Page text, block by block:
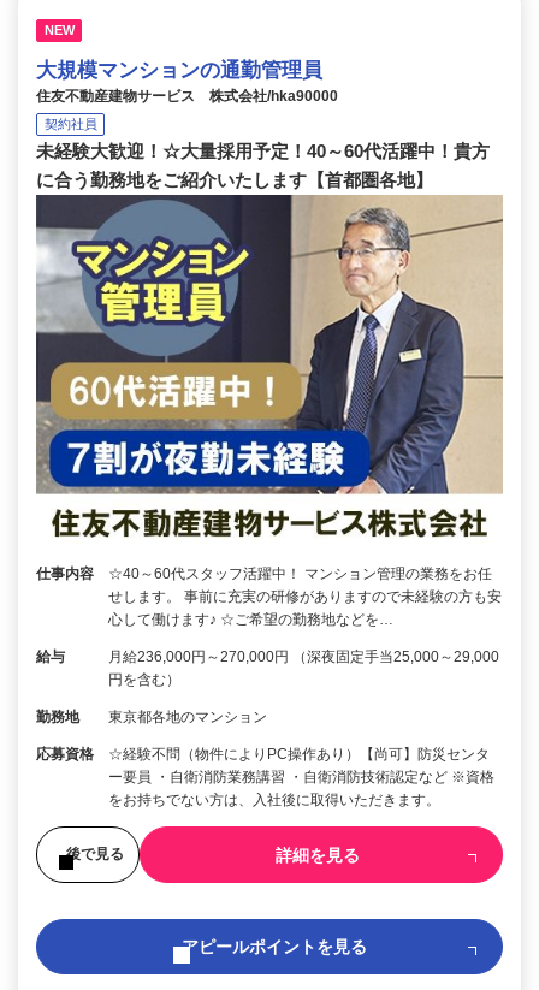
NEW
大規模マンションの通勤管理員
住友不動産建物サービス 株式会社/hka90000
契約社員
未経験大歓迎！☆大量採用予定！40～60代活躍中！貴方
に合う勤務地をご紹介いたします【首都圏各地】
仕事内容
☆40～60代スタッフ活躍中！ マンション管理の業務をお任
せします。 事前に充実の研修がありますので未経験の方も安
心して働けます♪ ☆ご希望の勤務地などを…
給与
月給236,000円～270,000円 （深夜固定手当25,000～29,000
円を含む）
勤務地 東京都各地のマンション
応募資格
☆経験不問（物件によりPC操作あり）【尚可】防災センタ
ー要員 ・自衛消防業務講習 ・自衛消防技術認定など ※資格
をお持ちでない方は、入社後に取得いただきます。
後で見る 詳細を見る
アピールポイントを見る